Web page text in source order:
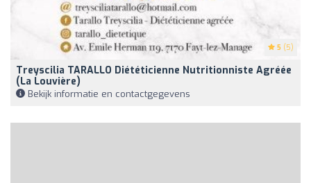
5 (5)
Treyscilia TARALLO Diététicienne Nutritionniste Agréée
(La Louvière)
Bekijk informatie en contactgegevens